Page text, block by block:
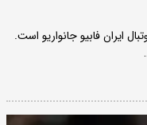
ایران فابیو جانواریو است.